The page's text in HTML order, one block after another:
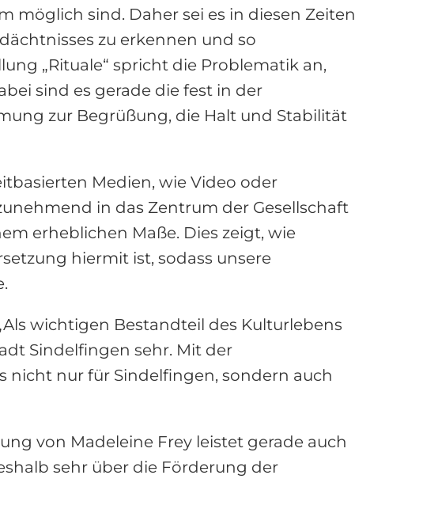
sind. Daher sei es in diesen Zeiten
zu erkennen und so
„Rituale“ spricht die Problematik an,
sind es gerade die fest in der
zur Begrüßung, die Halt und Stabilität
Medien, wie Video oder
in das Zentrum der Gesellschaft
erheblichen Maße. Dies zeigt, wie
hiermit ist, sodass unsere
wichtigen Bestandteil des Kulturlebens
Sindelfingen sehr. Mit der
nicht nur für Sindelfingen, sondern auch
von Madeleine Frey leistet gerade auch
sehr über die Förderung der